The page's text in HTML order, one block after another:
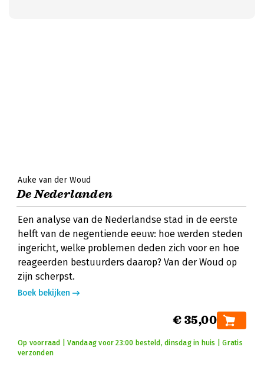
Auke van der Woud
De Nederlanden
Een analyse van de Nederlandse stad in de eerste
helft van de negentiende eeuw: hoe werden steden
ingericht, welke problemen deden zich voor en hoe
reageerden bestuurders daarop? Van der Woud op
zijn scherpst.
Boek bekijken
€ 35,00
Op voorraad | Vandaag voor 23:00 besteld, dinsdag in huis | Gratis
verzonden